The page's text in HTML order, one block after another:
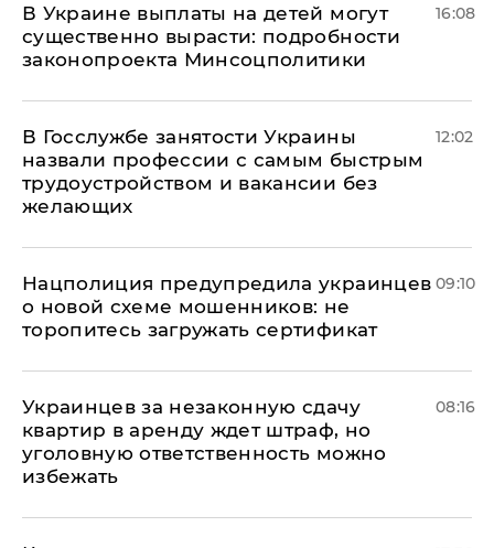
В Украине выплаты на детей могут
существенно вырасти: подробности
законопроекта Минсоцполитики
16:08
В Госслужбе занятости Украины
назвали профессии с самым быстрым
трудоустройством и вакансии без
желающих
12:02
Нацполиция предупредила украинцев
о новой схеме мошенников: не
торопитесь загружать сертификат
09:10
Украинцев за незаконную сдачу
квартир в аренду ждет штраф, но
уголовную ответственность можно
избежать
08:16